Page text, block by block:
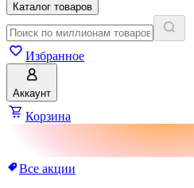
Каталог товаров
Избранное
Аккаунт
Корзина
Все акции